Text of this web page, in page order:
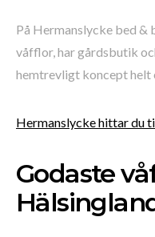
På Hermanslycke bed &
våfflor, har gårdsbutik
hemtrevligt koncept helt
Hermanslycke hittar du
Godaste